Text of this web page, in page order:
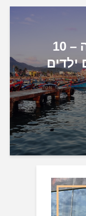
פלרמו בירת סיציליה – 10
ילדים